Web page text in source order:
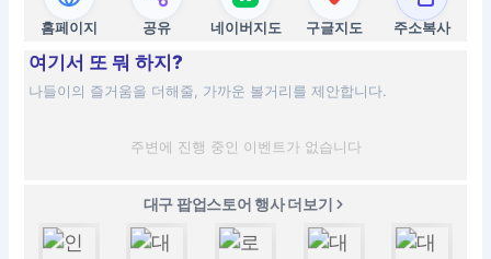
홈페이지 공유 네이버지도 구글지도 주소복사
여기서 또 뭐 하지?
나들이의 즐거움을 더해줄, 가까운 볼거리를 제안합니다.
주변에 진행 중인 이벤트가 없습니다
대구 팝업스토어 행사 더보기